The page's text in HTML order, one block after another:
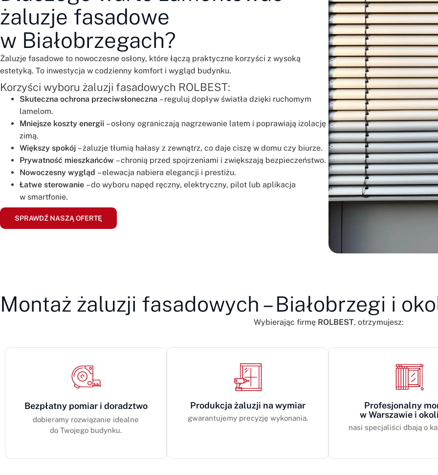
żaluzje fasadowe
w Białobrzegach?
Żaluzje fasadowe to nowoczesne osłony, które łączą praktyczne korzyści z wysoką
estetyką. To inwestycja w codzienny komfort i wygląd budynku.
Korzyści wyboru żaluzji fasadowych ROLBEST:
Skuteczna ochrona przeciwsłoneczna – reguluj dopływ światła dzięki ruchomym
lamelom.
Mniejsze koszty energii – osłony ograniczają nagrzewanie latem i poprawiają izolację
zimą.
Większy spokój – żaluzje tłumią hałasy z zewnątrz, co daje ciszę w domu czy biurze.
Prywatność mieszkańców – chronią przed spojrzeniami i zwiększają bezpieczeństwo.
Nowoczesny wygląd – elewacja nabiera elegancji i prestiżu.
Łatwe sterowanie – do wyboru napęd ręczny, elektryczny, pilot lub aplikacja
w smartfonie.
SPRAWDŹ NASZĄ OFERTĘ
Montaż żaluzji fasadowych – Białobrzegi i
Wybierając firmę ROLBEST, otrzymujesz:
Bezpłatny pomiar i doradztwo
dobieramy rozwiązanie idealne
do Twojego budynku.
Produkcja żaluzji na wymiar
gwarantujemy precyzję wykonania.
Profesjonalny
w Warszawie i
nasi specjaliści dbają o